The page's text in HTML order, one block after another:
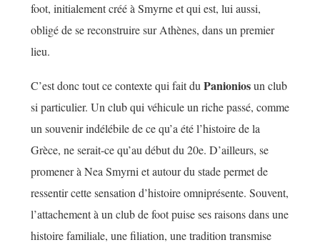
foot, initialement créé à Smyrne et qui est, lui aussi,
obligé de se reconstruire sur Athènes, dans un premier
lieu.
C’est donc tout ce contexte qui fait du Panioniosun club
si particulier. Un club qui véhicule un riche passé, comme
un souvenir indélébile de ce qu’a été l’histoire de la
Grèce, ne serait-ce qu’au début du 20e. D’ailleurs, se
promener à Nea Smyrni et autour du stade permet de
ressentir cette sensation d’histoire omniprésente. Souvent,
l’attachement à un club de foot puise ses raisons dans une
histoire familiale, une filiation, une tradition transmise